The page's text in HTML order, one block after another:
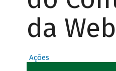
da Web
Ações